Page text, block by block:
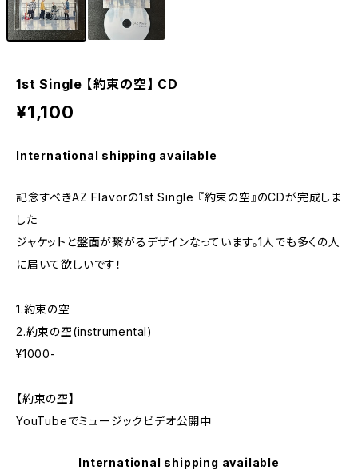
1st Single 【約束の空】 CD
¥1,100
International shipping available
記念すべきAZ Flavorの1st Single 『約束の空』のCDが完成しま
した
ジャケットと盤面が繋がるデザインなっています。1人でも多くの人
に届いて欲しいです！
1.約束の空
2.約束の空(instrumental)
¥1000-
【約束の空】
YouTubeでミュージックビデオ公開中
International shipping available